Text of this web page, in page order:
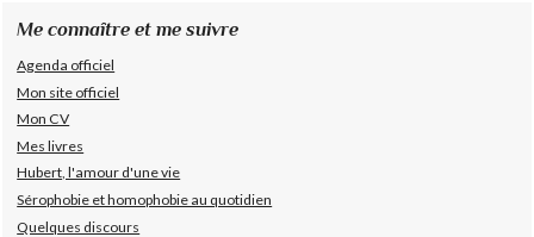
Me connaître et me suivre
Agenda officiel
Mon site officiel
Mon CV
Mes livres
Hubert, l'amour d'une vie
Sérophobie et homophobie au quotidien
Quelques discours